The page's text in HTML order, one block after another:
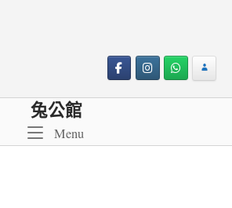
兔公館
MenuMenu